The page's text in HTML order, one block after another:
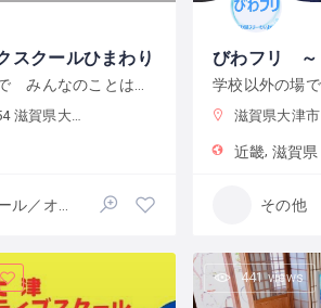
スクールひまわり
逢坂２丁目９−９ 滋賀県大津市
近畿 滋賀県
その他
441 views